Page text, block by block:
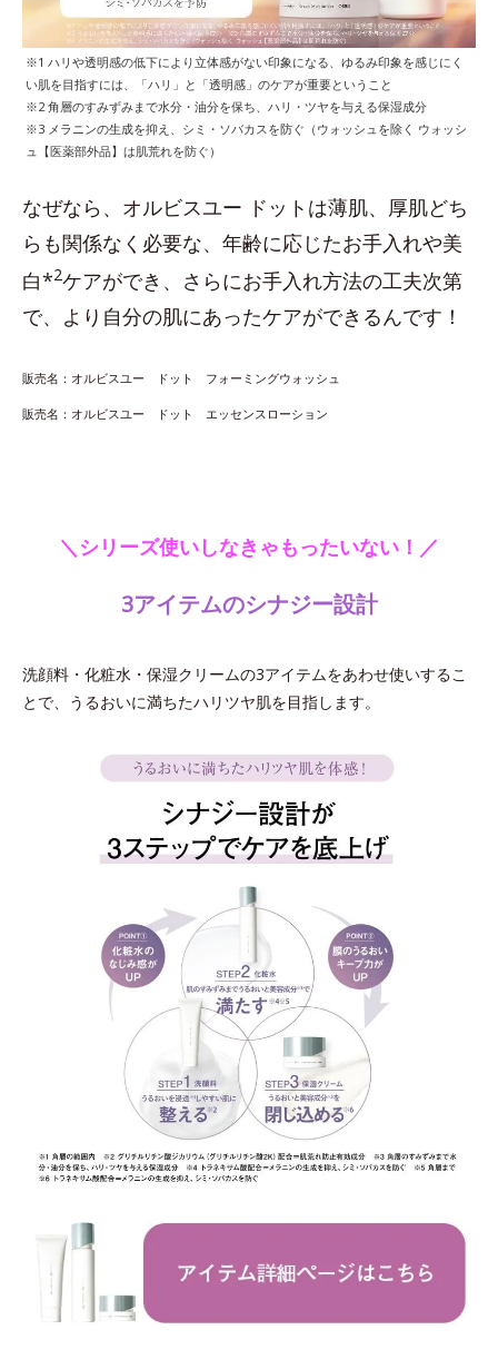
※1 ハリや透明感の低下により立体感がない印象になる、ゆるみ印象を感じにく
い肌を目指すには、「ハリ」と「透明感」のケアが重要ということ
※2 角層のすみずみまで水分・油分を保ち、ハリ・ツヤを与える保湿成分
※3 メラニンの生成を抑え、シミ・ソバカスを防ぐ（ウォッシュを除く ウォッシ
ュ【医薬部外品】は肌荒れを防ぐ）
なぜなら、オルビスユー ドットは薄肌、厚肌どち
らも関係なく必要な、年齢に応じたお手入れや美
白*2ケアができ、さらにお手入れ方法の工夫次第
で、より自分の肌にあったケアができるんです！
販売名：オルビスユー ドット フォーミングウォッシュ
販売名：オルビスユー ドット エッセンスローション
＼シリーズ使いしなきゃもったいない！／
3アイテムのシナジー設計
洗顔料・化粧水・保湿クリームの3アイテムをあわせ使いするこ
とで、うるおいに満ちたハリツヤ肌を目指します。